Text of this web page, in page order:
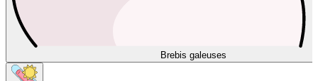
Brebis galeuses